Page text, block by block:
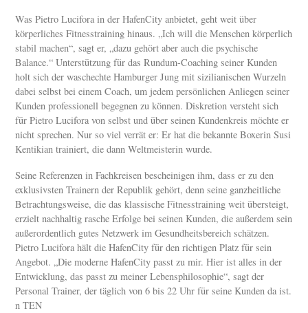
Was Pietro Lucifora in der HafenCity anbietet, geht weit über
körperliches Fitnesstraining hinaus. „Ich will die Menschen körperlich
stabil machen“, sagt er, „dazu gehört aber auch die psychische
Balance.“ Unterstützung für das Rundum-Coaching seiner Kunden
holt sich der waschechte Hamburger Jung mit sizilianischen Wurzeln
dabei selbst bei einem Coach, um jedem persönlichen Anliegen seiner
Kunden professionell begegnen zu können. Diskretion versteht sich
für Pietro Lucifora von selbst und über seinen Kundenkreis möchte er
nicht sprechen. Nur so viel verrät er: Er hat die bekannte Boxerin Susi
Kentikian trainiert, die dann Weltmeisterin wurde.
Seine Referenzen in Fachkreisen bescheinigen ihm, dass er zu den
exklusivsten Trainern der Republik gehört, denn seine ganzheitliche
Betrachtungsweise, die das klassische Fitnesstraining weit übersteigt,
erzielt nachhaltig rasche Erfolge bei seinen Kunden, die außerdem sein
außerordentlich gutes Netzwerk im Gesundheitsbereich schätzen.
Pietro Lucifora hält die HafenCity für den richtigen Platz für sein
Angebot. „Die moderne HafenCity passt zu mir. Hier ist alles in der
Entwicklung, das passt zu meiner Lebensphilosophie“, sagt der
Personal Trainer, der täglich von 6 bis 22 Uhr für seine Kunden da ist.
n TEN